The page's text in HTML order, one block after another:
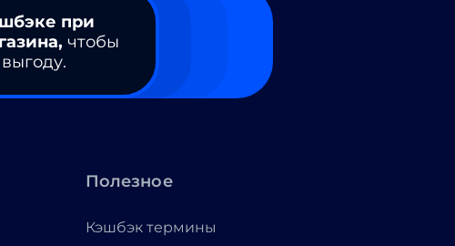
при
чтобы
Полезное
Кэшбэк термины